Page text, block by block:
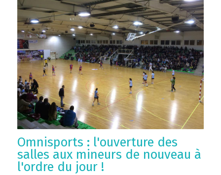
Omnisports : l'ouverture des
salles aux mineurs de nouveau à
l'ordre du jour !